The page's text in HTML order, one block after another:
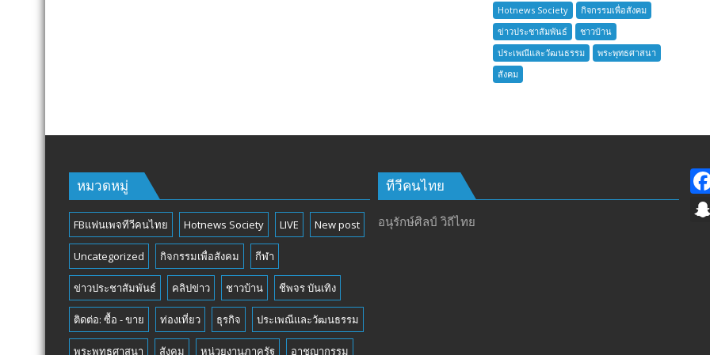
ลูก
Hotnews Society
กิจกรรมเพื่อสังคม
ข่าวประชาสัมพันธ์
ชาวบ้าน
ประเพณีและวัฒนธรรม
พระพุทธศาสนา
สังคม
หมวดหมู่
FBแฟนเพจทีวีคนไทย Hotnews Society LIVE New post
Uncategorized กิจกรรมเพื่อสังคม กีฬา
ข่าวประชาสัมพันธ์ คลิปข่าว ชาวบ้าน ชีพจร บันเทิง
ติดต่อ: ซื้อ - ขาย ท่องเที่ยว ธุรกิจ ประเพณีและวัฒนธรรม
พระพุทธศาสนา สังคม หน่วยงานภาครัฐ อาชญากรรม
ทีวีคนไทย
อนุรักษ์ศิลป์ วิถีไทย